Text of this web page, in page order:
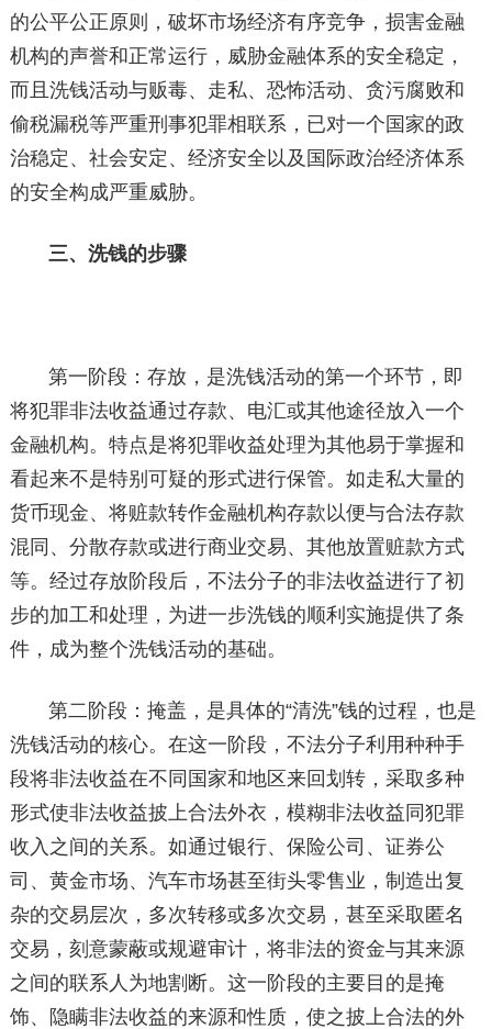
的公平公正原则，破坏市场经济有序竞争，损害金融
机构的声誉和正常运行，威胁金融体系的安全稳定，
而且洗钱活动与贩毒、走私、恐怖活动、贪污腐败和
偷税漏税等严重刑事犯罪相联系，已对一个国家的政
治稳定、社会安定、经济安全以及国际政治经济体系
的安全构成严重威胁。
三、洗钱的步骤
第一阶段：存放，是洗钱活动的第一个环节，即
将犯罪非法收益通过存款、电汇或其他途径放入一个
金融机构。特点是将犯罪收益处理为其他易于掌握和
看起来不是特别可疑的形式进行保管。如走私大量的
货币现金、将赃款转作金融机构存款以便与合法存款
混同、分散存款或进行商业交易、其他放置赃款方式
等。经过存放阶段后，不法分子的非法收益进行了初
步的加工和处理，为进一步洗钱的顺利实施提供了条
件，成为整个洗钱活动的基础。
第二阶段：掩盖，是具体的“清洗”钱的过程，也是
洗钱活动的核心。在这一阶段，不法分子利用种种手
段将非法收益在不同国家和地区来回划转，采取多种
形式使非法收益披上合法外衣，模糊非法收益同犯罪
收入之间的关系。如通过银行、保险公司、证券公
司、黄金市场、汽车市场甚至街头零售业，制造出复
杂的交易层次，多次转移或多次交易，甚至采取匿名
交易，刻意蒙蔽或规避审计，将非法的资金与其来源
之间的联系人为地割断。这一阶段的主要目的是掩
饰、隐瞒非法收益的来源和性质，使之披上合法的外